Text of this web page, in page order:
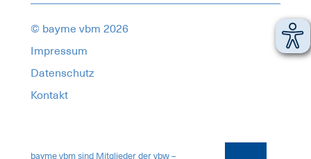
© bayme vbm 2026
Impressum
Datenschutz
Kontakt
bayme vbm sind Mitglieder der vbw –